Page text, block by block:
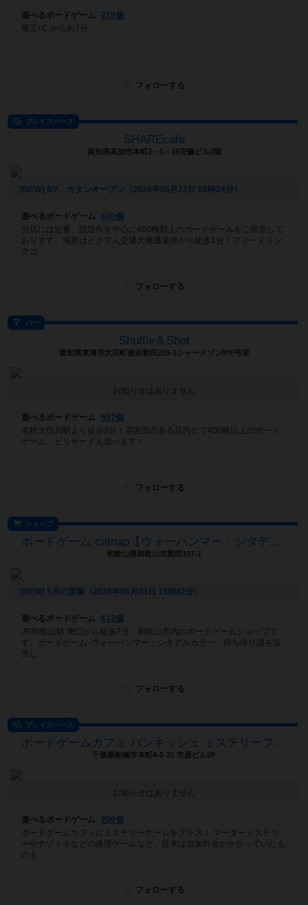
遊べるボードゲーム
279個
竜王I.C.から約7分、
フォローする
プレイスペース
SHAREcafe
高知県高知市本町2－1－15安藤ビル2階
[NEW] 6/7 カタンオープン（2026年05月22日 08時24分）
遊べるボードゲーム
630個
当店には定番、話題作を中心に400種類上のボードゲームをご用意して
おります。場所はとさでん交通大橋通電停から徒歩1分！フリードリン
クコ...
フォローする
バー
Shuffle＆Shot
愛知県東海市大田町後浜新田220-1シャーメゾン叶E号室
お知らせはありません
遊べるボードゲーム
507個
名鉄太田川駅より徒歩3分！雰囲気のある店内にて400種以上のボード
ゲーム、ビリヤードも遊べます！
フォローする
ショップ
ボードゲーム catnap【ウォーハンマー・シタデルカラー取扱店】
和歌山県和歌山市黒田197-1
[NEW] 5月の営業（2026年05月03日 15時42分）
遊べるボードゲーム
612個
JR和歌山駅 東口から徒歩7分。和歌山市内のボードゲームショップで
す。ボードゲーム･ウォーハンマー・シタデルカラー・持ち帰り謎を販
売し...
フォローする
プレイスペース
ボードゲームカフェ バンキッシュ ミステリープラス（BoardGameCafe VANQUiSH MysteryPlus）
千葉県船橋市本町4-5-21 市原ビル2F
お知らせはありません
遊べるボードゲーム
200個
ボードゲームカフェにミステリーゲームをプラス！ マーダーミステリ
ーやナゾトキなどの推理ゲームなど、従来は追加料金がかかっていたも
のも...
フォローする